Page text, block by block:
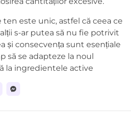
este unic, astfel că ceea ce
s-ar putea să nu fie potrivit
și consecvența sunt esențiale
să se adapteze la noul
la ingredientele active